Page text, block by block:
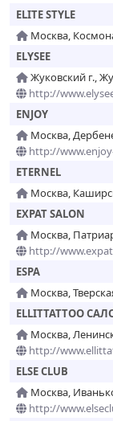
ELITE STYLE
Москва,
ELYSEE
Жуковский г.,
http://
ENJOY
Москва,
http://
ETERNEL
Москва,
EXPAT SALON
Москва,
http://
ESPA
Москва,
ELLITTATTOO
Москва,
http://
ELSE CLUB
Москва,
http://